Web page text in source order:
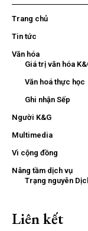
Trang chủ
Tin tức
Văn hóa
Giá trị văn hóa
Văn hoá thực học
Ghi nhận Sếp
Người K&G
Multimedia
Vì cộng đồng
Nâng tầm dịch vụ
Trạng nguyên
Liên kết